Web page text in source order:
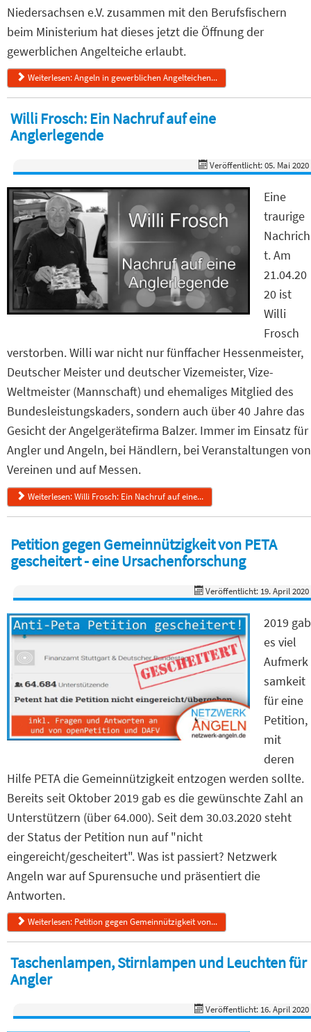
Niedersachsen e.V. zusammen mit den Berufsfischern
beim Ministerium hat dieses jetzt die Öffnung der
gewerblichen Angelteiche erlaubt.
Weiterlesen: Angeln in gewerblichen Angelteichen...
Willi Frosch: Ein Nachruf auf eine
Anglerlegende
Veröffentlicht: 05. Mai 2020
Eine
traurige
Nachrich
t. Am
21.04.20
20 ist
Willi
Frosch
verstorben. Willi war nicht nur fünffacher Hessenmeister,
Deutscher Meister und deutscher Vizemeister, Vize-
Weltmeister (Mannschaft) und ehemaliges Mitglied des
Bundesleistungskaders, sondern auch über 40 Jahre das
Gesicht der Angelgerätefirma Balzer. Immer im Einsatz für
Angler und Angeln, bei Händlern, bei Veranstaltungen von
Vereinen und auf Messen.
Weiterlesen: Willi Frosch: Ein Nachruf auf eine...
Petition gegen Gemeinnützigkeit von PETA
gescheitert - eine Ursachenforschung
Veröffentlicht: 19. April 2020
2019 gab
es viel
Aufmerk
samkeit
für eine
Petition,
mit
deren
Hilfe PETA die Gemeinnützigkeit entzogen werden sollte.
Bereits seit Oktober 2019 gab es die gewünschte Zahl an
Unterstützern (über 64.000). Seit dem 30.03.2020 steht
der Status der Petition nun auf "nicht
eingereicht/gescheitert". Was ist passiert? Netzwerk
Angeln war auf Spurensuche und präsentiert die
Antworten.
Weiterlesen: Petition gegen Gemeinnützigkeit von...
Taschenlampen, Stirnlampen und Leuchten für
Angler
Veröffentlicht: 16. April 2020